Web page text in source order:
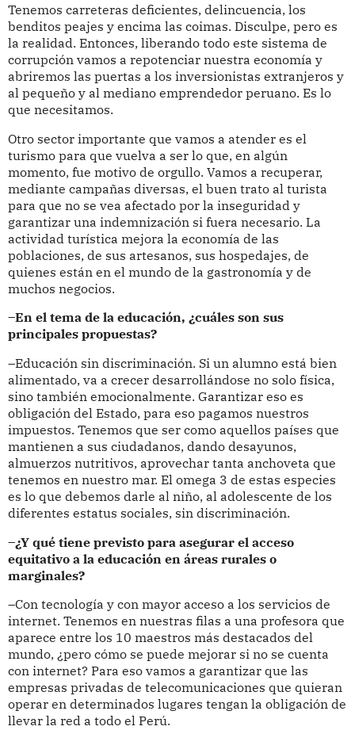
Tenemos carreteras deficientes, delincuencia, los
benditos peajes y encima las coimas. Disculpe, pero es
la realidad. Entonces, liberando todo este sistema de
corrupción vamos a repotenciar nuestra economía y
abriremos las puertas a los inversionistas extranjeros y
al pequeño y al mediano emprendedor peruano. Es lo
que necesitamos.
Otro sector importante que vamos a atender es el
turismo para que vuelva a ser lo que, en algún
momento, fue motivo de orgullo. Vamos a recuperar,
mediante campañas diversas, el buen trato al turista
para que no se vea afectado por la inseguridad y
garantizar una indemnización si fuera necesario. La
actividad turística mejora la economía de las
poblaciones, de sus artesanos, sus hospedajes, de
quienes están en el mundo de la gastronomía y de
muchos negocios.
–En el tema de la educación, ¿cuáles son sus
principales propuestas?
–Educación sin discriminación. Si un alumno está bien
alimentado, va a crecer desarrollándose no solo física,
sino también emocionalmente. Garantizar eso es
obligación del Estado, para eso pagamos nuestros
impuestos. Tenemos que ser como aquellos países que
mantienen a sus ciudadanos, dando desayunos,
almuerzos nutritivos, aprovechar tanta anchoveta que
tenemos en nuestro mar. El omega 3 de estas especies
es lo que debemos darle al niño, al adolescente de los
diferentes estatus sociales, sin discriminación.
–¿Y qué tiene previsto para asegurar el acceso
equitativo a la educación en áreas rurales o
marginales?
–Con tecnología y con mayor acceso a los servicios de
internet. Tenemos en nuestras filas a una profesora que
aparece entre los 10 maestros más destacados del
mundo, ¿pero cómo se puede mejorar si no se cuenta
con internet? Para eso vamos a garantizar que las
empresas privadas de telecomunicaciones que quieran
operar en determinados lugares tengan la obligación de
llevar la red a todo el Perú.